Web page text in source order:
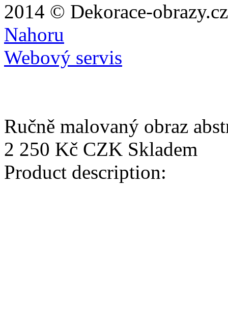
2014 © Dekorace-obrazy.cz
Nahoru
Webový servis
Ručně malovaný obraz
2 250 Kč CZK Skladem
Product description: